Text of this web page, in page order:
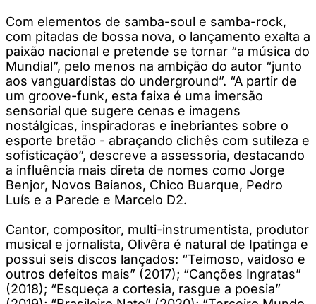
Com elementos de samba-soul e samba-rock,
com pitadas de bossa nova, o lançamento exalta a
paixão nacional e pretende se tornar “a música do
Mundial”, pelo menos na ambição do autor “junto
aos vanguardistas do underground”. “A partir de
um groove-funk, esta faixa é uma imersão
sensorial que sugere cenas e imagens
nostálgicas, inspiradoras e inebriantes sobre o
esporte bretão - abraçando clichês com sutileza e
sofisticação”, descreve a assessoria, destacando
a influência mais direta de nomes como Jorge
Benjor, Novos Baianos, Chico Buarque, Pedro
Luís e a Parede e Marcelo D2.
Cantor, compositor, multi-instrumentista, produtor
musical e jornalista, Olivêra é natural de Ipatinga e
possui seis discos lançados: “Teimoso, vaidoso e
outros defeitos mais” (2017); “Canções Ingratas”
(2018); “Esqueça a cortesia, rasgue a poesia”